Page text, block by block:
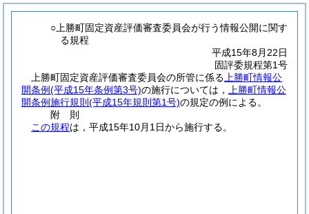
○上勝町固定資産評価審査委員会が行う情報公開に関す
る規程
平成15年8月22日
固評委規程第1号
上勝町固定資産評価審査委員会の所管に係る 上勝町情報公
開条例(平成15年条例第3号)の施行については，
上勝町情報公
開条例施行規則 (平成15年規則第1号)の規定の例による。
附 則
この規程は，平成15年10月1日から施行する。